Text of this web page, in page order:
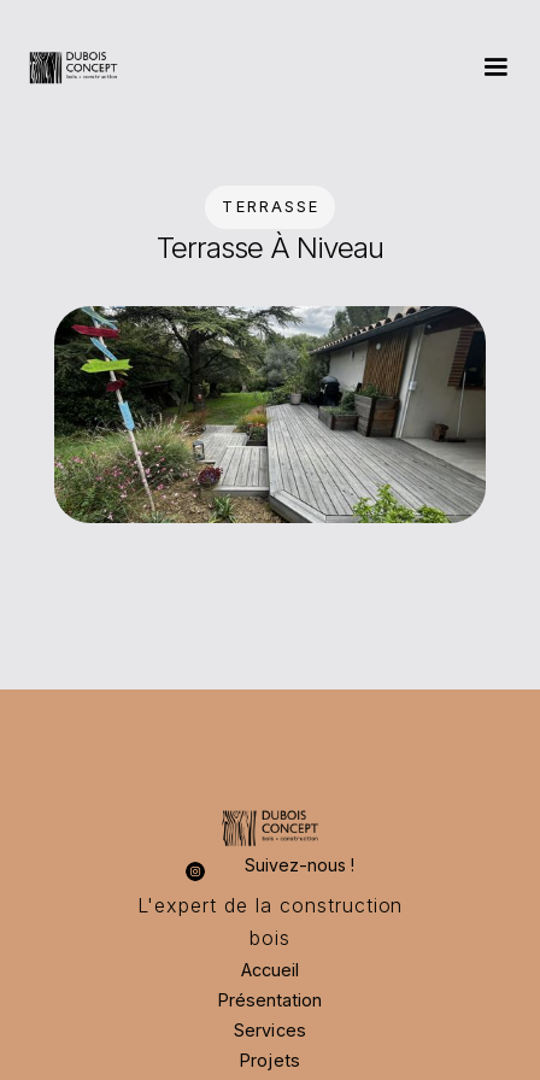
TERRASSE
Terrasse À Niveau
Suivez-nous !
L'expert de la construction
bois
Accueil
Accueil
Présentation
Présentation
Services
Services
Projets